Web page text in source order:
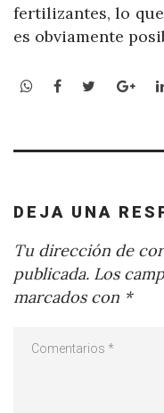
fertilizantes, lo
es obviamente
WhatsApp
Facebook
Twitter
DEJA UNA
Tu dirección de
publicada. Los
marcados con *